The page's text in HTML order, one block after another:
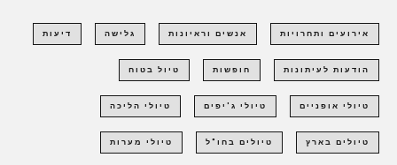
אירועים ותחרויות אנשים וראיונות גלישה דיעות
הודעות לעיתונות חופשות טיול בטוח
טיולי אופניים טיולי ג'יפים טיולי הליכה
טיולים בארץ טיולים בחו"ל טיולי מערות